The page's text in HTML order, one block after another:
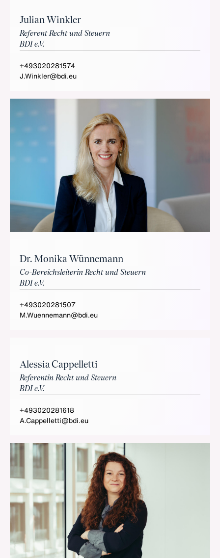
Julian Winkler
Referent Recht und Steuern
BDI e.V.
+493020281574
J.Winkler@bdi.eu
Dr. Monika Wünnemann
Co-Bereichsleiterin Recht und Steuern
BDI e.V.
+493020281507
M.Wuennemann@bdi.eu
Alessia Cappelletti
Referentin Recht und Steuern
BDI e.V.
+493020281618
A.Cappelletti@bdi.eu